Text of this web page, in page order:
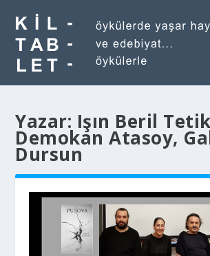
Yazar: Işın Beril
Demokan Atasoy,
Dursun